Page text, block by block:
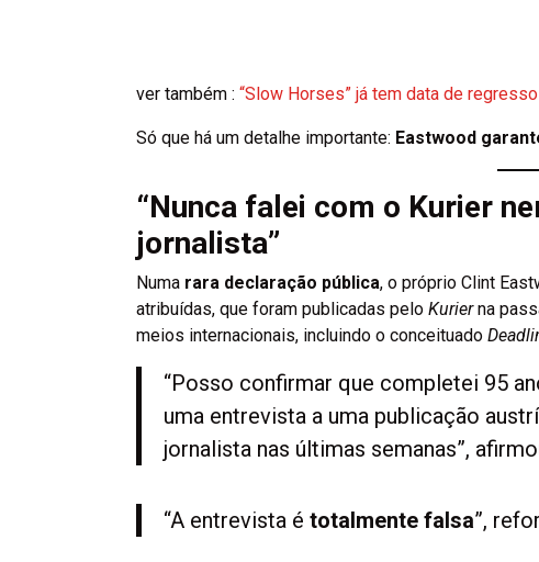
ver também : “Slow Horses” já tem data de
Só que há um detalhe importante: Eastwood
“Nunca falei com o Kurier
jornalista”
Numa rara declaração pública, o próprio Clint
atribuídas, que foram publicadas pelo Kurierna
meios internacionais, incluindo o conceituado
“Posso confirmar que completei 95
uma entrevista a uma publicação
jornalista nas últimas semanas”,
“A entrevista é totalmente falsa”,